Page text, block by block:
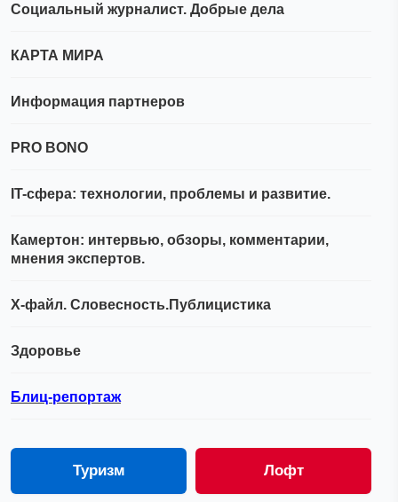
Социальный журналист. Добрые дела
КАРТА МИРА
Информация партнеров
PRO BONO
IT-сфера: технологии, проблемы и развитие.
Камертон: интервью, обзоры, комментарии,
мнения экспертов.
Х-файл. Словесность.Публицистика
Здоровье
Блиц-репортаж
Туризм Лофт